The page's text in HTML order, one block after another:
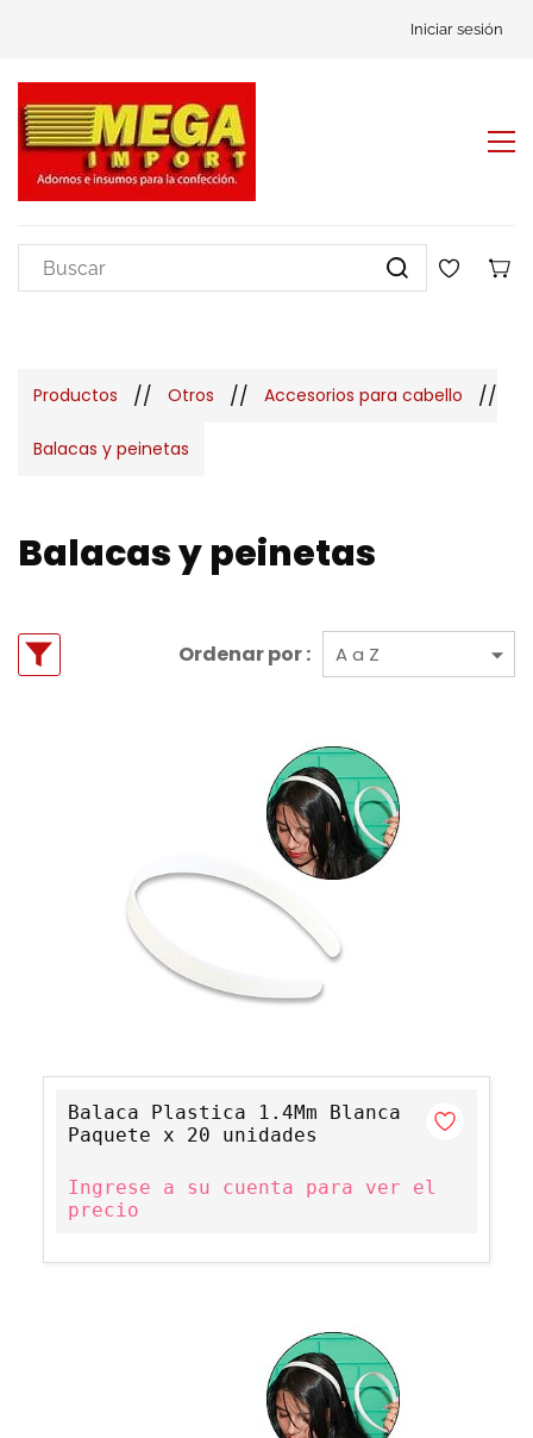
Iniciar sesión
Productos // Otros // Accesorios para cabello //
Balacas y peinetas
Balacas y peinetas
Ordenar por :
Balaca Plastica 1.4Mm Blanca
Paquete x 20 unidades
Ingrese a su cuenta para ver el
precio